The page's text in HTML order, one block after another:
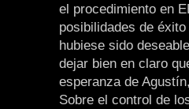
el procedimiento en
posibilidades de
hubiese sido
dejar bien en claro
esperanza de
Sobre el control de